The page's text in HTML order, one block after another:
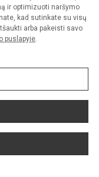
ir optimizuoti naršymo
kad sutinkate su visų
arba pakeisti savo
puslapyje.
teisės saugomos.
griežtai draudžiama.